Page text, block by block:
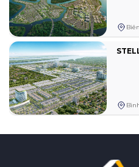
Tây Ninh
Thái Nguyên
Lào Cai
Nam Định
Quảng Ngãi